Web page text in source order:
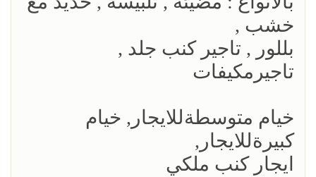
خشب ,
بللور , تاجير كنب جلد ,
تاجيرمكيفات
خيام متوسطةللايجار, خيام
كبيرةللايجار,
ايجار كنب ملكي